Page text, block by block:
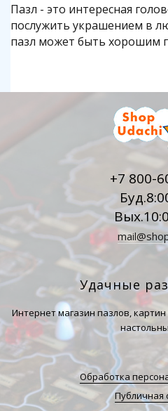
Пазл - это интересная
послужить украшением в
пазл может быть хорошим
+7 800-
Удачные
Интернет магазин пазлов,
Обработка
Публичная